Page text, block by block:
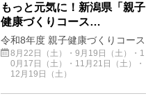
もっと元気に！新潟県「親子
健康づくりコース…
令和8年度 親子健康づくりコース
8月22日（土）・9月19日（土）・1
0月17日（土）・11月21日（土）・
12月19日（土）